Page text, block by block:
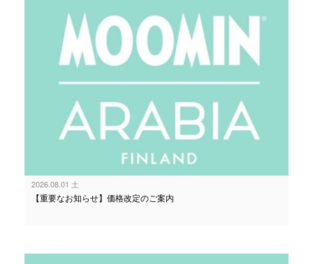
2026.08.01 土
【重要なお知らせ】価格改定のご案内